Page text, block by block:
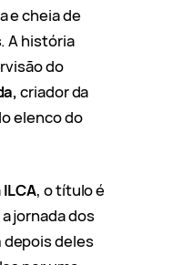
e cheia de
A história
do
criador da
elenco do
ILCA, o título é
jornada dos
depois deles